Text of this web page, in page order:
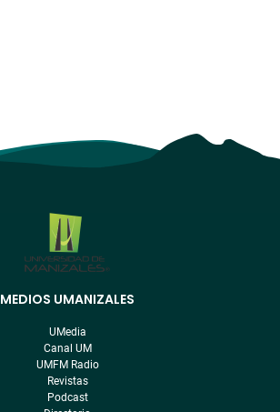
MEDIOS UMANIZALES
UMedia
Canal UM
UMFM Radio
Revistas
Podcast